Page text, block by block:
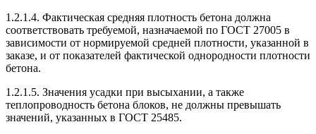
1.2.1.4. Фактическая средняя плотность бетона должна
соответствовать требуемой, назначаемой по ГОСТ 27005 в
зависимости от нормируемой средней плотности, указанной в
заказе, и от показателей фактической однородности плотности
бетона.
1.2.1.5. Значения усадки при высыхании, а также
теплопроводность бетона блоков, не должны превышать
значений, указанных в ГОСТ 25485.